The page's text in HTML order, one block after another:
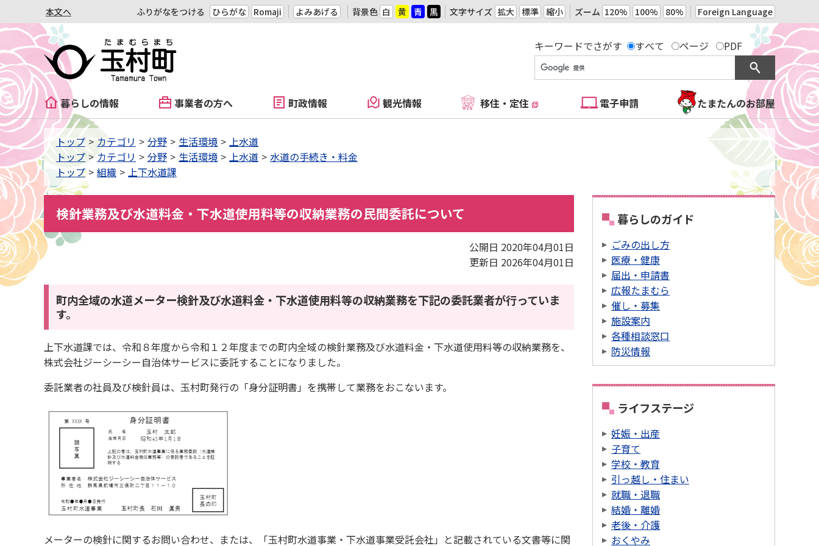
本文へ ふりがなをつける ひらがな Romaji よみあげる 背景色 白 黄 青 黒 文字サイズ 拡大 標準 縮小 ズーム 120% 100% 80% Foreign Language
キーワードでさがす すべて ページ PDF
暮らしの情報 事業者の方へ 町政情報 観光情報 移住・定住 電子申請 たまたんのお部屋
トップ カテゴリ 分野 生活環境
上水道
トップ
カテゴリ 分野 生活環境 上水道
水道の手続き・料金
トップ
組織 上下水道課
検針業務及び水道料金・下水道使用料等の収納業務の民間委託について
公開日 2020年04月01日
更新日 2026年04月01日
町内全域の水道メーター検針及び水道料金・下水道使用料等の収納業務を下記の委託業者が行っていま
す。
上下水道課では、令和８年度から令和１２年度までの町内全域の検針業務及び水道料金・下水道使用料等の収納業務を、
株式会社ジーシーシー自治体サービスに委託することになりました。
委託業者の社員及び検針員は、玉村町発行の「身分証明書」を携帯して業務をおこないます。
メーターの検針に関するお問い合わせ、または、「玉村町水道事業・下水道事業受託会社」と記載されている文書等に関
暮らしのガイド
ごみの出し方
医療・健康
届出・申請書
広報たまむら
催し・募集
施設案内
各種相談窓口
防災情報
ライフステージ
妊娠・出産
子育て
学校・教育
引っ越し・住まい
就職・退職
結婚・離婚
老後・介護
おくやみ